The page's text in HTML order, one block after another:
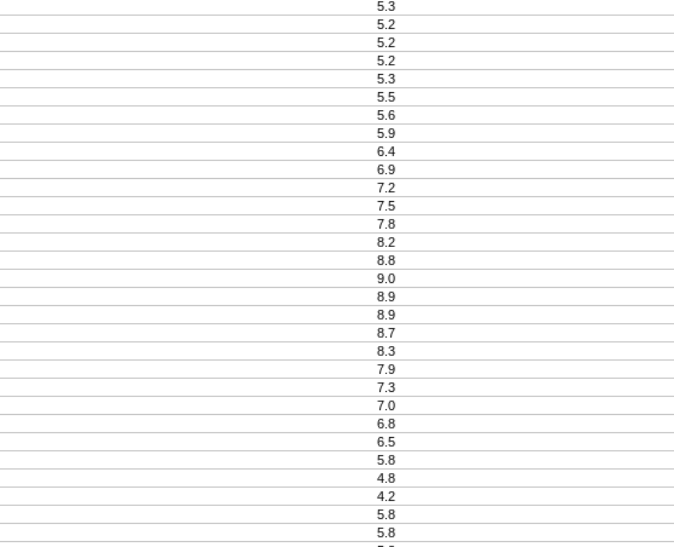
5.3
5.2
5.2
5.2
5.3
5.5
5.6
5.9
6.4
6.9
7.2
7.5
7.8
8.2
8.8
9.0
8.9
8.9
8.7
8.3
7.9
7.3
7.0
6.8
6.5
5.8
4.8
4.2
5.8
5.8